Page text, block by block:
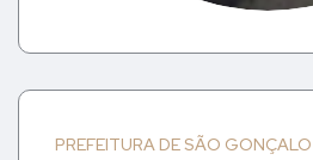
PREFEITURA DE SÃO